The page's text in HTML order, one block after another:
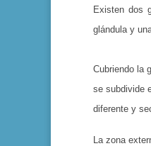
Existen dos
glándula y
Cubriendo la
se subdivide
di­ferente y
La zona